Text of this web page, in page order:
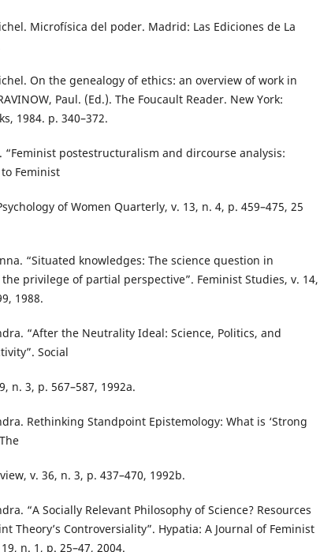
Microfísica del poder. Madrid: Las Ediciones de La
On the genealogy of ethics: an overview of work in
Paul. (Ed.). The Foucault Reader. New York:
1984. p. 340–372.
“Feminist postestructuralism and dircourse analysis:
Feminist
of Women Quarterly, v. 13, n. 4, p. 459–475, 25
“Situated knowledges: The science question in
privilege of partial perspective”. Feminist Studies, v. 14,
1988.
“After the Neutrality Ideal: Science, Politics, and
Social
n. 3, p. 567–587, 1992a.
Rethinking Standpoint Epistemology: What is ‘Strong
v. 36, n. 3, p. 437–470, 1992b.
“A Socially Relevant Philosophy of Science? Resources
Theory’s Controversiality”. Hypatia: A Journal of Feminist
n. 1, p. 25–47, 2004.